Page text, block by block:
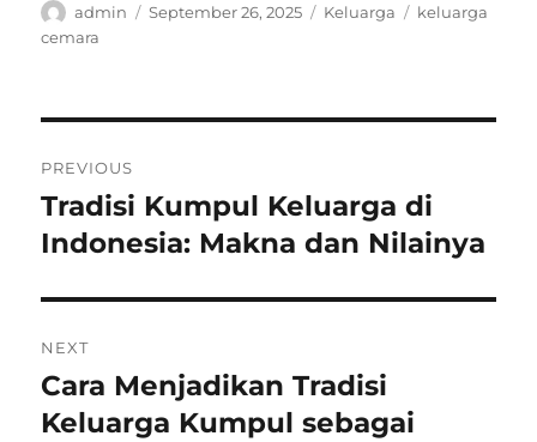
Author
admin
Posted
September 26, 2025 Categories
Keluarga Tags
keluarga
cemara
navigation
PREVIOUS
Previous
post:
Tradisi Kumpul Keluarga di
Indonesia: Makna dan Nilainya
NEXT
Next
post:
Cara Menjadikan Tradisi
Keluarga Kumpul sebagai